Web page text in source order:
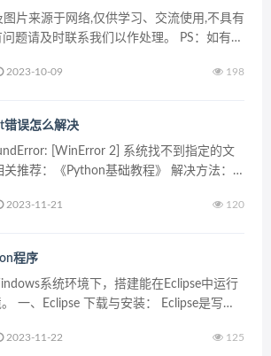
片来源于网络,仅供学习、交流使用,不具有
题请及时联系我们以作处理。 PS：如有需
以及群交流解答点击...
2023-10-09 198
错误怎么解决
[WinError 2] 系统找不到指定的文
推荐：《Python基础教程》 解决方法：
2023-11-21 120
程序
系统环境下，搭建能在Eclipse中运行
一、Eclipse 下载与安装： Eclipse是写
2023-11-22 125